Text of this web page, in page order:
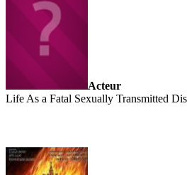
Acteur
Life As a Fatal Sexually Transmitted